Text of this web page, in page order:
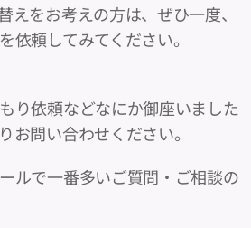
えをお考えの方は、ぜひ一度、
依頼してみてください。
り依頼などなにか御座いました
お問い合わせください。
ルで一番多いご質問・ご相談の